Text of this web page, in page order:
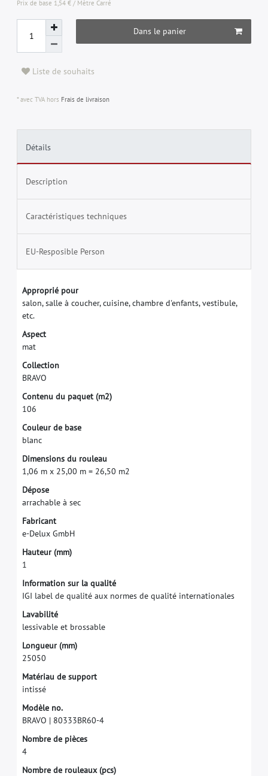
Prix de base 1,54 € / Mètre Carré
Dans le panier
Liste de souhaits
* avec TVA hors Frais de livraison
Détails
Description
Caractéristiques techniques
EU-Resposible Person
Approprié pour
salon, salle à coucher, cuisine, chambre d'enfants, vestibule,
etc.
Aspect
mat
Collection
BRAVO
Contenu du paquet (m2)
106
Couleur de base
blanc
Dimensions du rouleau
1,06 m x 25,00 m = 26,50 m2
Dépose
arrachable à sec
Fabricant
e-Delux GmbH
Hauteur (mm)
1
Information sur la qualité
IGI label de qualité aux normes de qualité internationales
Lavabilité
lessivable et brossable
Longueur (mm)
25050
Matériau de support
intissé
Modèle no.
BRAVO | 80333BR60-4
Nombre de pièces
4
Nombre de rouleaux (pcs)